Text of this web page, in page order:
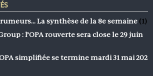
La synthèse de la 8e semaine (1)
: l’OPA rouverte sera close le 29 juin
simplifiée se termine mardi 31 mai 202